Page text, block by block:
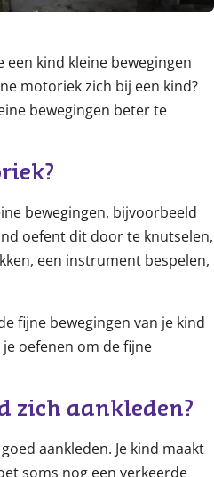
kind kleine bewegingen
motoriek zich bij een kind?
bewegingen beter te
bewegingen, bijvoorbeeld
oefent dit door te knutselen,
een instrument bespelen,
fijne bewegingen van je kind
oefenen om de fijne
zich aankleden?
aankleden. Je kind maakt
soms nog een verkeerde